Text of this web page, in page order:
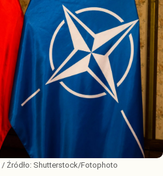
/ Źródło: Shutterstock/Fotophoto